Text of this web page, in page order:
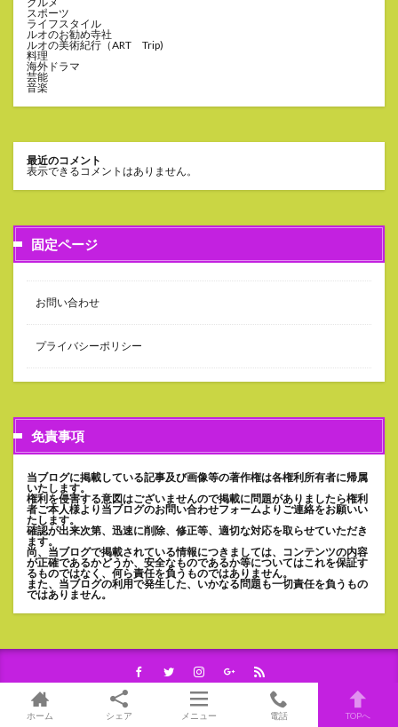
スポーツ
ライフスタイル
ルオのお勧め寺社
ルオの美術紀行（ART Trip)
料理
海外ドラマ
芸能
音楽
最近のコメント
表示できるコメントはありません。
固定ページ
お問い合わせ
プライバシーポリシー
免責事項
当ブログに掲載している記事及び画像等の著作権は各権利所有者に帰属
いたします。
権利を侵害する意図はございませんので掲載に問題がありましたら権利
者ご本人様より当ブログのお問い合わせフォームよりご連絡をお願いい
たします。
確認が出来次第、迅速に削除、修正等、適切な対応を取らせていただき
ます。
尚、当ブログで掲載されている情報につきましては、コンテンツの内容
が正確であるかどうか、安全なものであるか等についてはこれを保証す
るものではなく、何ら責任を負うものではありません。
また、当ブログの利用で発生した、いかなる問題も一切責任を負うもの
ではありません。
ホーム シェア メニュー 電話 TOPへ